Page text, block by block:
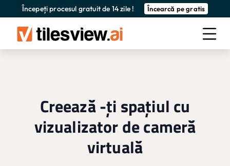
Începeți procesul gratuit de 14 zile ! Încearcă pe gratis
Creează -ți spațiul cu
vizualizator de cameră
virtuală